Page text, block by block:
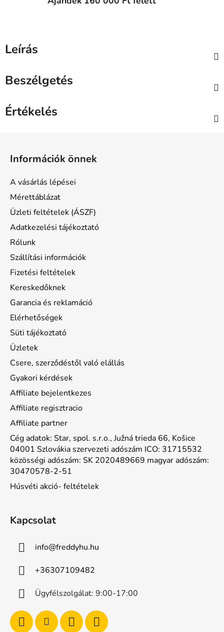
Leírás
Beszélgetés
Értékelés
Információk önnek
A vásárlás lépései
Mérettáblázat
Üzleti feltételek (ÁSZF)
Adatkezelési tájékoztató
Rólunk
Szállítási információk
Fizetési feltételek
Kereskedőknek
Garancia és reklamáció
Elérhetőségek
Süti tájékoztató
Üzletek
Csere, szerződéstől való elállás
Gyakori kérdések
Affiliate bejelentkezes
Affiliate regisztracio
Affiliate partner
Cég adatok: Star, spol. s.r.o., Južná trieda 66, Košice
04001 Szlovákia szervezeti adószám ICO: 31715532
közösségi adószám: SK 2020489669 magyar adószám:
30470578-2-51
Húsvéti akció- feltételek
Kapcsolat
info@freddyhu.hu
+36307109482
Ügyfélszolgálat: 9:00-17:00